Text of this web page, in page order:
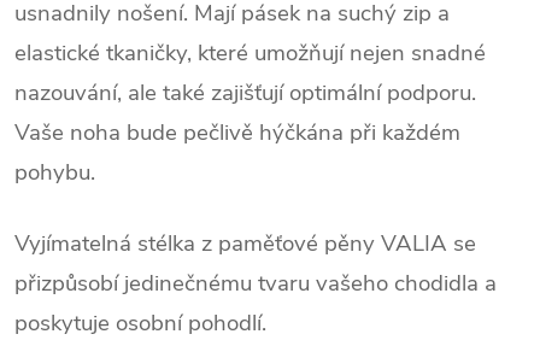
usnadnily nošení. Mají pásek na suchý zip a
elastické tkaničky, které umožňují nejen snadné
nazouvání, ale také zajišťují optimální podporu.
Vaše noha bude pečlivě hýčkána při každém
pohybu.
Vyjímatelná stélka z paměťové pěny VALIA se
přizpůsobí jedinečnému tvaru vašeho chodidla a
poskytuje osobní pohodlí.